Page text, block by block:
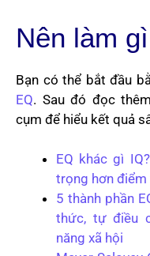
Nên làm
Bạn có thể bắt đầu
EQ. Sau đó đọc
cụm để hiểu kết quả
EQ khác gì
trọng hơn
5 thành phần
thức, tự điều
năng xã hội